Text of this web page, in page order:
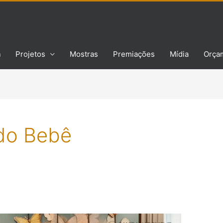
Projetos Mostras Premiações Mídia
Bebê